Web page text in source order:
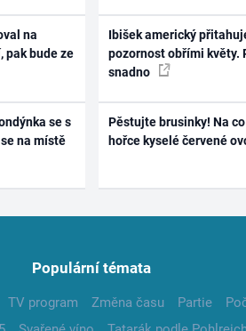
na
pak bude ze
se s
na místě
Ibišek americký
pozornost obřími květy.
snadno
Pěstujte brusinky! Na
hořce kyselé červené
Populární témata
TV program Změna času Partie